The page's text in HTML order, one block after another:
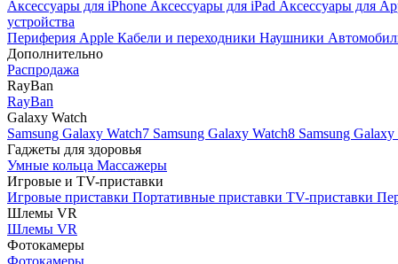
Аксессуары для iPhone Аксессуары для iPad Аксессуары для
устройства
Периферия Apple Кабели и переходники Наушники
Дополнительно
Распродажа
RayBan
RayBan
Galaxy Watch
Samsung Galaxy Watch7 Samsung Galaxy Watch8 Samsung
Гаджеты для здоровья
Умные кольца Массажеры
Игровые и TV-приставки
Игровые приставки Портативные приставки TV-приставки
Шлемы VR
Шлемы VR
Фотокамеры
Фотокамеры